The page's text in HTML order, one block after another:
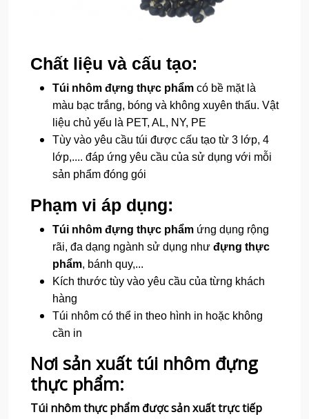
Chất liệu và cấu tạo:
Túi nhôm đựng thực phẩm có bề mặt là
màu bạc trắng, bóng và không xuyên thấu. Vật
liệu chủ yếu là PET, AL, NY, PE
Tùy vào yêu cầu túi được cấu tạo từ 3 lớp, 4
lớp,.... đáp ứng yêu cầu của sử dụng với mỗi
sản phẩm đóng gói
Phạm vi áp dụng:
Túi nhôm đựng thực phẩm ứng dụng rộng
rãi, đa dạng ngành sử dụng như đựng thực
phẩm, bánh quy,...
Kích thước tùy vào yêu cầu của từng khách
hàng
Túi nhôm có thể in theo hình in hoặc không
cần in
Nơi sản xuất túi nhôm đựng
thực phẩm:
Túi nhôm thực phẩm được sản xuất trực tiếp